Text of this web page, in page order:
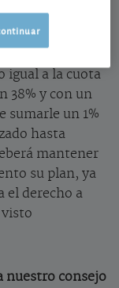
o Junior
igual a la cuota
38% y con un
sumarle un 1%
hasta
mantener
su plan, ya
el derecho a
nuestro consejo